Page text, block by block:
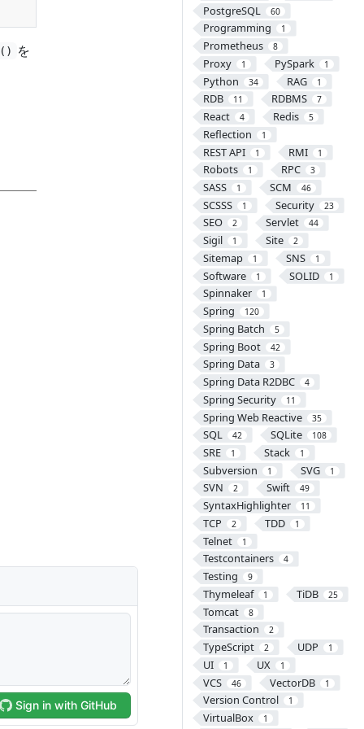
PostgreSQL 60
Programming 1
Prometheus 8
Proxy 1 PySpark 1
Python 34 RAG 1
RDB 11 RDBMS 7
React 4 Redis 5
Reflection 1
REST API 1 RMI 1
Robots 1 RPC 3
SASS 1 SCM 46
SCSSS 1 Security 23
SEO 2 Servlet 44
Sigil 1 Site 2
Sitemap 1 SNS 1
Software 1 SOLID 1
Spinnaker 1
Spring 120
Spring Batch 5
Spring Boot 42
Spring Data 3
Spring Data R2DBC 4
Spring Security 11
Spring Web Reactive 35
SQL 42 SQLite 108
SRE 1 Stack 1
Subversion 1 SVG 1
SVN 2 Swift 49
SyntaxHighlighter 11
TCP 2 TDD 1
Telnet 1
Testcontainers 4
Testing 9
Thymeleaf 1 TiDB 25
Tomcat 8
Transaction 2
TypeScript 2 UDP 1
UI 1 UX 1
VCS 46 VectorDB 1
Version Control 1
VirtualBox 1
を